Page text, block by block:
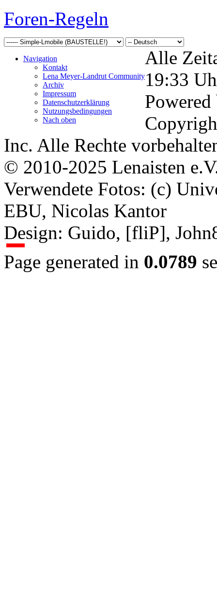
Foren-Regeln
Navigation
Kontakt
Lena Meyer-Landrut Community
Archiv
Impressum
Datenschutzerklärung
Nutzungsbedingungen
Nach oben
Alle
19:33
Inc. Alle Rechte
© 2010-2025 Lenaisten
Verwendete Fotos: (c)
EBU, Nicolas Kantor
Design: Guido, [fliP],
Page generated in 0.0789